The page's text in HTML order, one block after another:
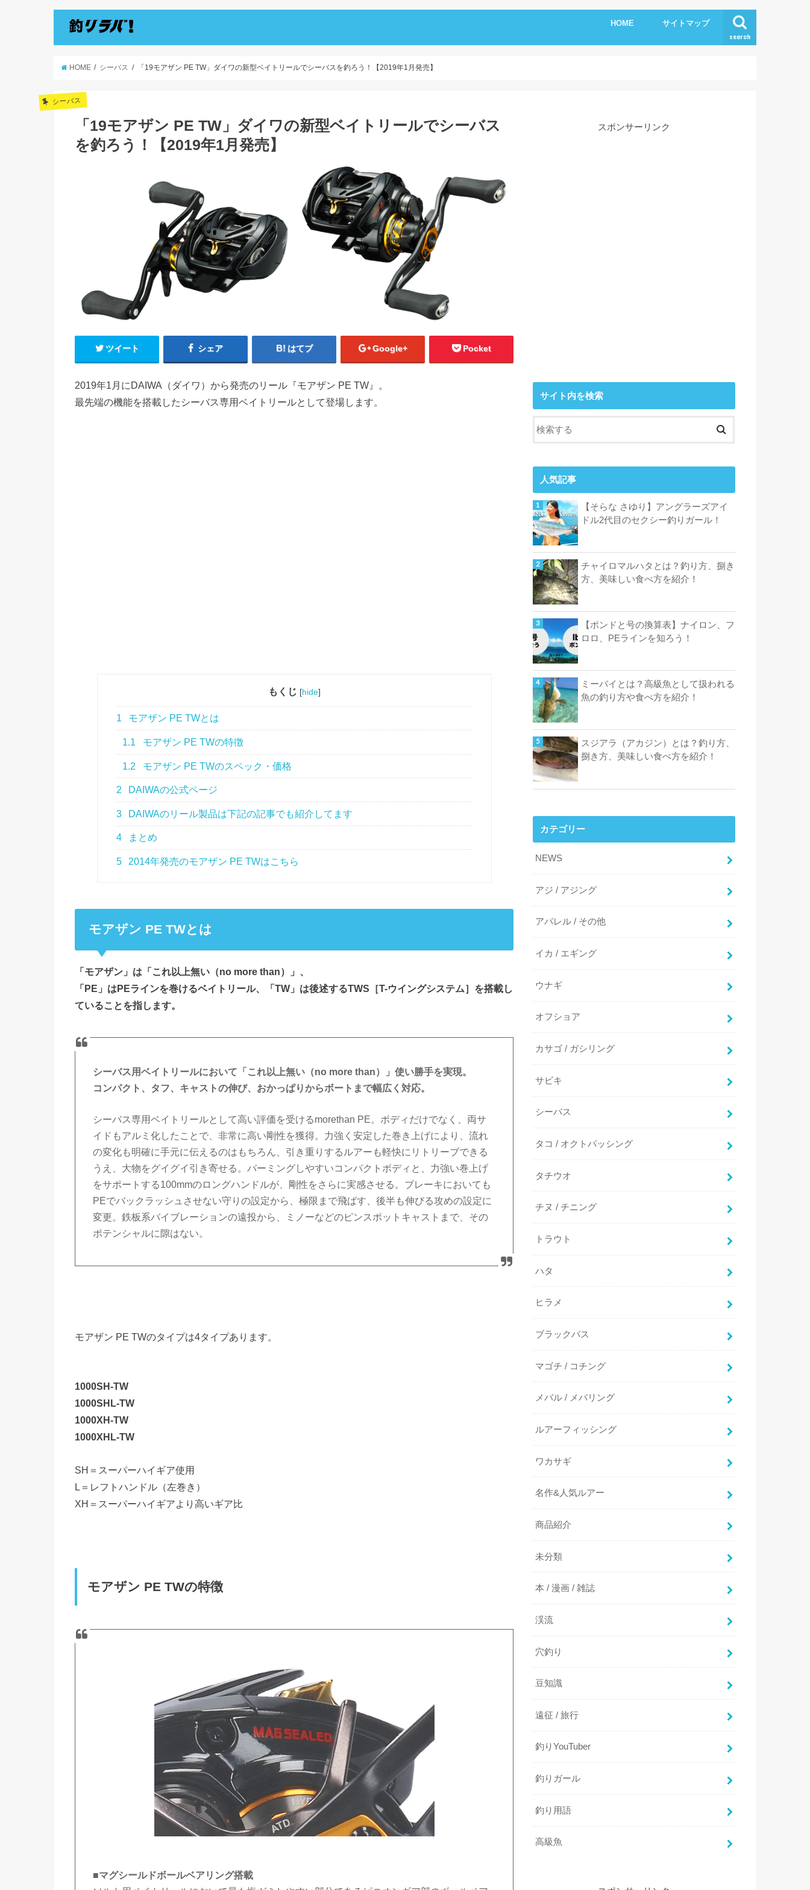
search
HOME サイトマップ
HOME シーバス 「19モアザン PE TW」ダイワの新型ベイトリールでシーバスを釣ろう！【2019年1月発売】
シーバス
「19モアザン PE TW」ダイワの新型ベイトリールでシーバス
を釣ろう！【2019年1月発売】
ツイート シェア はてブ Google+ Pocket
2019年1月にDAIWA（ダイワ）から発売のリール『モアザン PE TW』。
最先端の機能を搭載したシーバス専用ベイトリールとして登場します。
もくじ [hide]
1 モアザン PE TWとは
1.1 モアザン PE TWの特徴
1.2 モアザン PE TWのスペック・価格
2 DAIWAの公式ページ
3 DAIWAのリール製品は下記の記事でも紹介してます
4 まとめ
5 2014年発売のモアザン PE TWはこちら
モアザン PE TWとは
「モアザン」は「これ以上無い（no more than）」、
「PE」はPEラインを巻けるベイトリール、「TW」は後述するTWS［T-ウイングシステム］を搭載し
ていることを指します。
シーバス用ベイトリールにおいて「これ以上無い（no more than）」使い勝手を実現。
コンパクト、タフ、キャストの伸び、おかっぱりからボートまで幅広く対応。
シーバス専用ベイトリールとして高い評価を受けるmorethan PE。ボディだけでなく、両サ
イドもアルミ化したことで、非常に高い剛性を獲得。力強く安定した巻き上げにより、流れ
の変化も明確に手元に伝えるのはもちろん、引き重りするルアーも軽快にリトリーブできる
うえ、大物をグイグイ引き寄せる。パーミングしやすいコンパクトボディと、力強い巻上げ
をサポートする100mmのロングハンドルが、剛性をさらに実感させる。ブレーキにおいても
PEでバックラッシュさせない守りの設定から、極限まで飛ばす、後半も伸びる攻めの設定に
変更。鉄板系バイブレーションの遠投から、ミノーなどのピンスポットキャストまで、その
ポテンシャルに隙はない。
モアザン PE TWのタイプは4タイプあります。
1000SH-TW
1000SHL-TW
1000XH-TW
1000XHL-TW
SH＝スーパーハイギア使用
L＝レフトハンドル（左巻き）
XH＝スーパーハイギアより高いギア比
モアザン PE TWの特徴
■マグシールドボールベアリング搭載
スポンサーリンク
サイト内を検索
人気記事
【そらな さゆり】アングラーズアイ
ドル2代目のセクシー釣りガール！
チャイロマルハタとは？釣り方、捌き
方、美味しい食べ方を紹介！
【ポンドと号の換算表】ナイロン、フ
ロロ、PEラインを知ろう！
ミーバイとは？高級魚として扱われる
魚の釣り方や食べ方を紹介！
スジアラ（アカジン）とは？釣り方、
捌き方、美味しい食べ方を紹介！
カテゴリー
NEWS
アジ / アジング
アパレル / その他
イカ / エギング
ウナギ
オフショア
カサゴ / ガシリング
サビキ
シーバス
タコ / オクトパッシング
タチウオ
チヌ / チニング
トラウト
ハタ
ヒラメ
ブラックバス
マゴチ / コチング
メバル / メバリング
ルアーフィッシング
ワカサギ
名作&人気ルアー
商品紹介
未分類
本 / 漫画 / 雑誌
渓流
穴釣り
豆知識
遠征 / 旅行
釣りYouTuber
釣りガール
釣り用語
高級魚